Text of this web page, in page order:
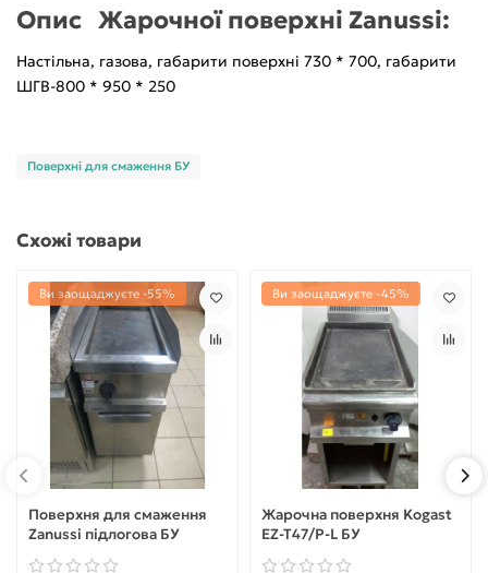
Опис Жарочної поверхні Zanussi:
Настільна, газова, габарити поверхні 730 * 700, габарити
ШГВ-800 * 950 * 250
Поверхні для смаження БУ
Схожі товари
Ви заощаджуєте -55%
Поверхня для смаження
Zanussi підлогова БУ
Ви заощаджуєте -45%
Жарочна поверхня Kogast
EZ-T47/P-L БУ